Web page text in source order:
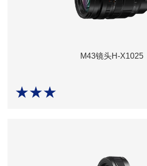
M43镜头H-X1025
★★★